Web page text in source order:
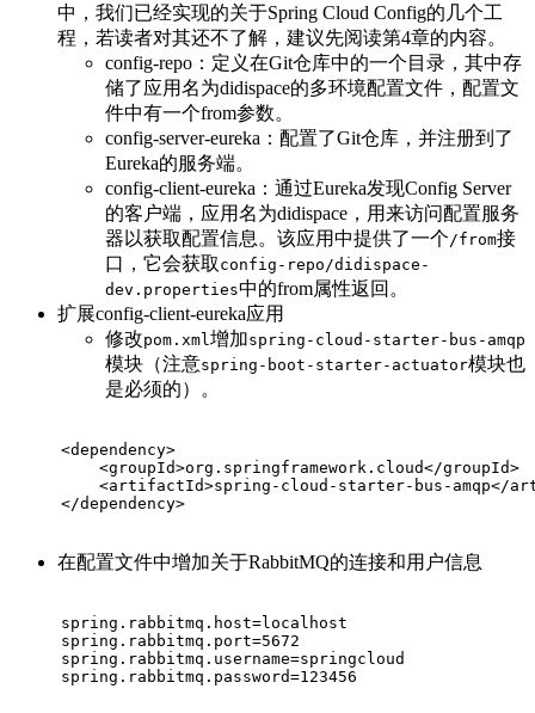
中，我们已经实现的关于Spring Cloud Config的几个工
程，若读者对其还不了解，建议先阅读第4章的内容。
config-repo：定义在Git仓库中的一个目录，其中存
储了应用名为didispace的多环境配置文件，配置文
件中有一个from参数。
config-server-eureka：配置了Git仓库，并注册到了
Eureka的服务端。
config-client-eureka：通过Eureka发现Config Server
的客户端，应用名为didispace，用来访问配置服务
器以获取配置信息。该应用中提供了一个/from接
口，它会获取 config-repo/didispace-
dev.properties中的from属性返回。
扩展config-client-eureka应用
修改pom.xml增加spring-cloud-starter-bus-amqp
模块（注意spring-boot-starter-actuator模块也
是必须的）。
<dependency>
<groupId>org.springframework.cloud</groupId>
<artifactId>spring-cloud-starter-bus-amqp</
</dependency>
在配置文件中增加关于RabbitMQ的连接和用户信息
spring.rabbitmq.host=localhost
spring.rabbitmq.port=5672
spring.rabbitmq.username=springcloud
spring.rabbitmq.password=123456